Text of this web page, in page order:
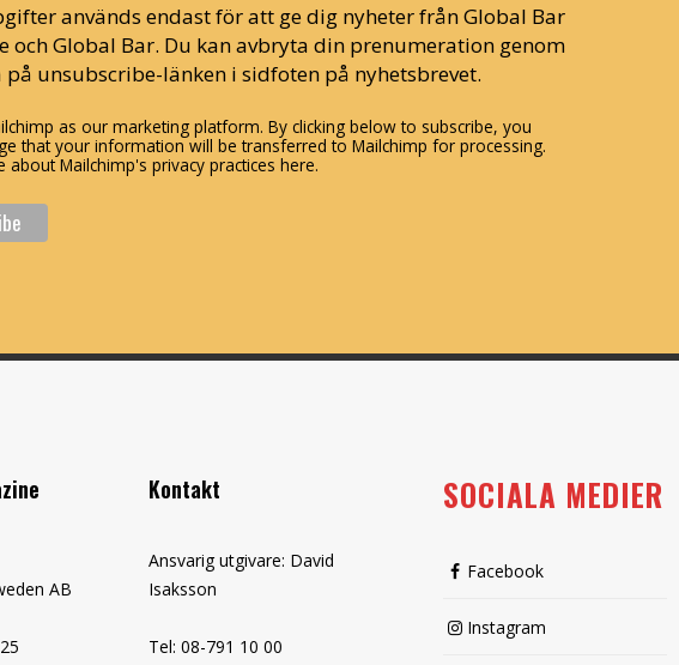
används endast för att ge dig nyheter från Global Bar
och Global Bar. Du kan avbryta din prenumeration genom
unsubscribe-länken i sidfoten på nyhetsbrevet.
as our marketing platform. By clicking below to subscribe, you
that your information will be transferred to Mailchimp for processing.
about Mailchimp's privacy practices here.
AB
Kontakt
Ansvarig utgivare: David
Isaksson
Tel: 08-791 10 00
SOCIALA MEDIER
Facebook
Instagram